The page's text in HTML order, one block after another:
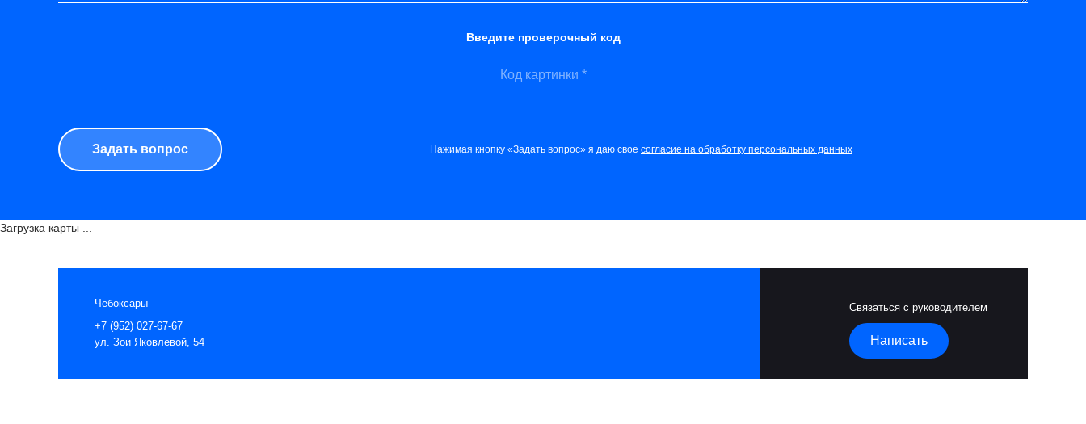
Введите проверочный код
Нажимая кнопку «Задать вопрос» я даю свое согласие на обработку персональных данных
Чебоксары
+7 (952) 027-67-67
ул. Зои Яковлевой, 54
Связаться с руководителем
Написать
Загрузка карты ...